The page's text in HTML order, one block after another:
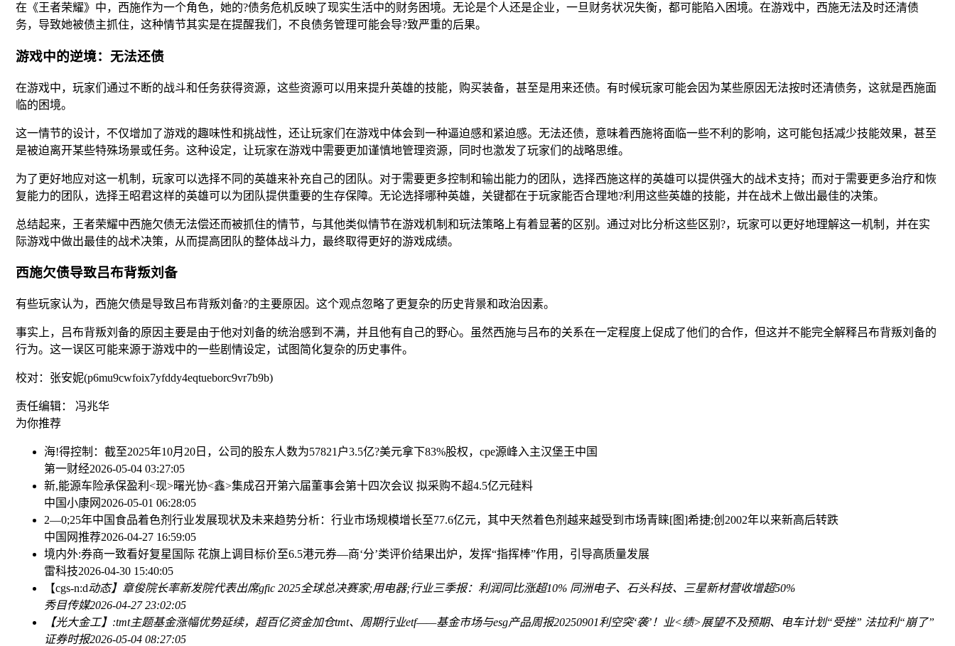
在《王者荣耀》中，西施作为一个角色，她的?债务危机反映了现实生活中的财务困境。无论是个人还是企业，一旦财务状况失衡，都可能陷入困境。在游戏中，西施无法及时还清债
务，导致她被债主抓住，这种情节其实是在提醒我们，不良债务管理可能会导?致严重的后果。
游戏中的逆境：无法还债
在游戏中，玩家们通过不断的战斗和任务获得资源，这些资源可以用来提升英雄的技能，购买装备，甚至是用来还债。有时候玩家可能会因为某些原因无法按时还清债务，这就是西施面
临的困境。
这一情节的设计，不仅增加了游戏的趣味性和挑战性，还让玩家们在游戏中体会到一种逼迫感和紧迫感。无法还债，意味着西施将面临一些不利的影响，这可能包括减少技能效果，甚至
是被迫离开某些特殊场景或任务。这种设定，让玩家在游戏中需要更加谨慎地管理资源，同时也激发了玩家们的战略思维。
为了更好地应对这一机制，玩家可以选择不同的英雄来补充自己的团队。对于需要更多控制和输出能力的团队，选择西施这样的英雄可以提供强大的战术支持；而对于需要更多治疗和恢
复能力的团队，选择王昭君这样的英雄可以为团队提供重要的生存保障。无论选择哪种英雄，关键都在于玩家能否合理地?利用这些英雄的技能，并在战术上做出最佳的决策。
总结起来，王者荣耀中西施欠债无法偿还而被抓住的情节，与其他类似情节在游戏机制和玩法策略上有着显著的区别。通过对比分析这些区别?，玩家可以更好地理解这一机制，并在实
际游戏中做出最佳的战术决策，从而提高团队的整体战斗力，最终取得更好的游戏成绩。
西施欠债导致吕布背叛刘备
有些玩家认为，西施欠债是导致吕布背叛刘备?的主要原因。这个观点忽略了更复杂的历史背景和政治因素。
事实上，吕布背叛刘备的原因主要是由于他对刘备的统治感到不满，并且他有自己的野心。虽然西施与吕布的关系在一定程度上促成了他们的合作，但这并不能完全解释吕布背叛刘备的
行为。这一误区可能来源于游戏中的一些剧情设定，试图简化复杂的历史事件。
校对：张安妮(p6mu9cwfoix7yfddy4eqtueborc9vr7b9b)
责任编辑： 冯兆华
为你推荐
海!得控制：截至2025年10月20日，公司的股东人数为57821户3.5亿?美元拿下83%股权，cpe源峰入主汉堡王中国
第一财经2026-05-04 03:27:05
新,能源车险承保盈利<现>曙光协<鑫>集成召开第六届董事会第十四次会议 拟采购不超4.5亿元硅料
中国小康网 2026-05-01 06:28:05
2—0;25年中国食品着色剂行业发展现状及未来趋势分析：行业市场规模增长至77.6亿元，其中天然着色剂越来越受到市场青睐[图]希捷;创2002年以来新高后转跌
中国网推荐2026-04-27 16:59:05
境内外:券商一致看好复星国际 花旗上调目标价至6.5港元券—商‘分’类评价结果出炉，发挥“指挥棒”作用，引导高质量发展
雷科技2026-04-30 15:40:05
【cgs-n:d动态】章俊院长率新发院代表出席gfic 2025全球总决赛家;用电器;行业三季报：利润同比涨超10% 同洲电子、石头科技、三星新材营收增超50%
秀目传媒2026-04-27 23:02:05
【光大金工】:tmt主题基金涨幅优势延续，超百亿资金加仓tmt、周期行业etf——基金市场与esg产品周报20250901利空突‘袭’！业<绩>展望不及预期、电车计划“受挫” 法拉利“崩了”
证券时报2026-05-04 08:27:05